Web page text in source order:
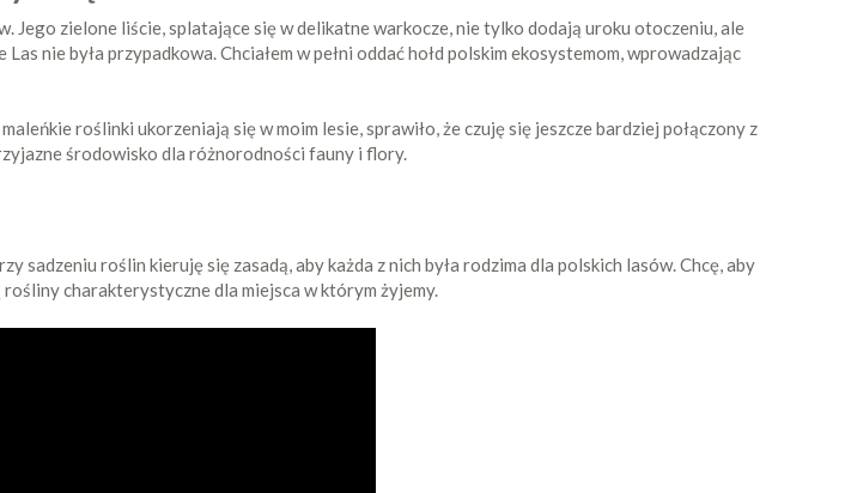
Jego zielone liście, splatające się w delikatne warkocze, nie tylko dodają uroku otoczeniu, ale
nie była przypadkowa. Chciałem w pełni oddać hołd polskim ekosystemom, wprowadzając
roślinki ukorzeniają się w moim lesie, sprawiło, że czuję się jeszcze bardziej połączony z
środowisko dla różnorodności fauny i flory.
roślin kieruję się zasadą, aby każda z nich była rodzima dla polskich lasów. Chcę, aby
charakterystyczne dla miejsca w którym żyjemy.